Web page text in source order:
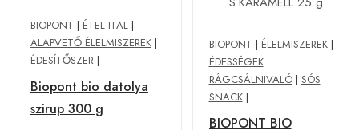
BIOPONT | ÉTEL ITAL |
ALAPVETŐ ÉLELMISZEREK |
ÉDESÍTŐSZER |
Biopont bio datolya
szirup 300 g
BIOPONT | ÉLELMISZEREK|
ÉDESSÉGEK
RÁGCSÁLNIVALÓ| SÓS
SNACK|
BIOPONT BIO